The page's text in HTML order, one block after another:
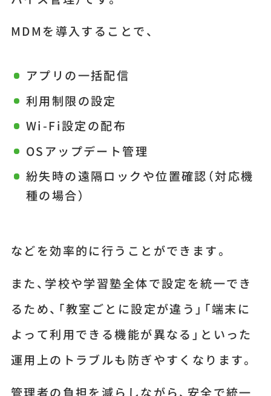
MDMを導入することで、
アプリの一括配信
利用制限の設定
Wi-Fi設定の配布
OSアップデート管理
紛失時の遠隔ロックや位置確認（対応機
種の場合）
などを効率的に行うことができます。
また、学校や学習塾全体で設定を統一でき
るため、「教室ごとに設定が違う」「端末に
よって利用できる機能が異なる」といった
運用上のトラブルも防ぎやすくなります。
管理者の負担を減らしながら、安全で統一